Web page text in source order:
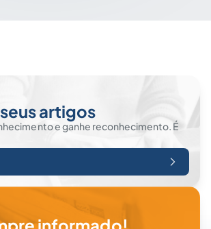
artigos
e ganhe reconhecimento. É